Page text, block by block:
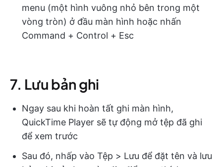
menu (một hình vuông nhỏ bên trong một
vòng tròn) ở đầu màn hình hoặc nhấn
Command + Control + Esc
7. Lưu bản ghi
Ngay sau khi hoàn tất ghi màn hình,
QuickTime Player sẽ tự động mở tệp đã ghi
để xem trước
Sau đó, nhấp vào Tệp > Lưu để đặt tên và lưu